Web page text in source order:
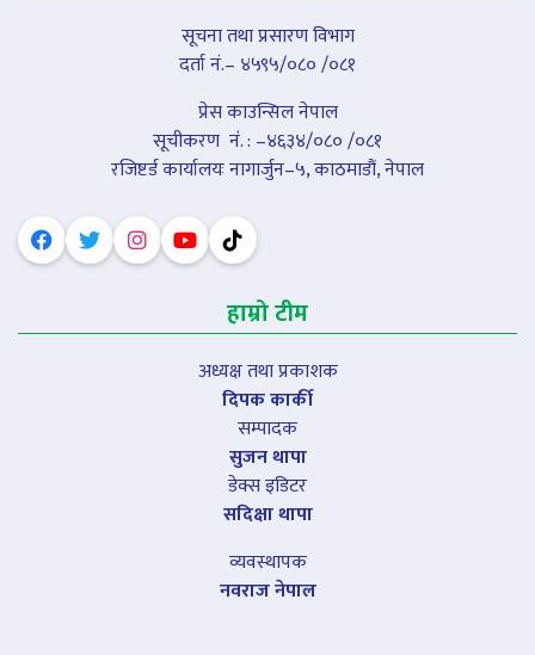
सूचना तथा प्रसारण विभाग
दर्ता नं.– ४५९५/०८० /०८१
प्रेस काउन्सिल नेपाल
सूचीकरण नंं. : –४६३४/०८० /०८१
रजिष्टर्ड कार्यालयः नागार्जुन–५, काठमाडौं, नेपाल
हाम्रो टीम
अध्यक्ष तथा प्रकाशक
दिपक कार्की
सम्पादक
सुजन थापा
डेक्स इडिटर
सदिक्षा थापा
व्यवस्थापक
नवराज नेपाल